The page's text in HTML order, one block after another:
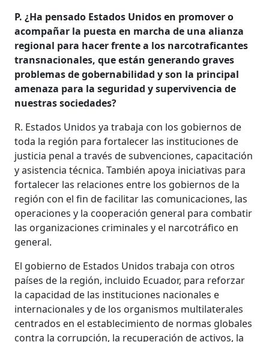
P. ¿Ha pensado Estados Unidos en promover o
acompañar la puesta en marcha de una alianza
regional para hacer frente a los narcotraficantes
transnacionales, que están generando graves
problemas de gobernabilidad y son la principal
amenaza para la seguridad y supervivencia de
nuestras sociedades?
R. Estados Unidos ya trabaja con los gobiernos de
toda la región para fortalecer las instituciones de
justicia penal a través de subvenciones, capacitación
y asistencia técnica. También apoya iniciativas para
fortalecer las relaciones entre los gobiernos de la
región con el fin de facilitar las comunicaciones, las
operaciones y la cooperación general para combatir
las organizaciones criminales y el narcotráfico en
general.
El gobierno de Estados Unidos trabaja con otros
países de la región, incluido Ecuador, para reforzar
la capacidad de las instituciones nacionales e
internacionales y de los organismos multilaterales
centrados en el establecimiento de normas globales
contra la corrupción, la recuperación de activos, la